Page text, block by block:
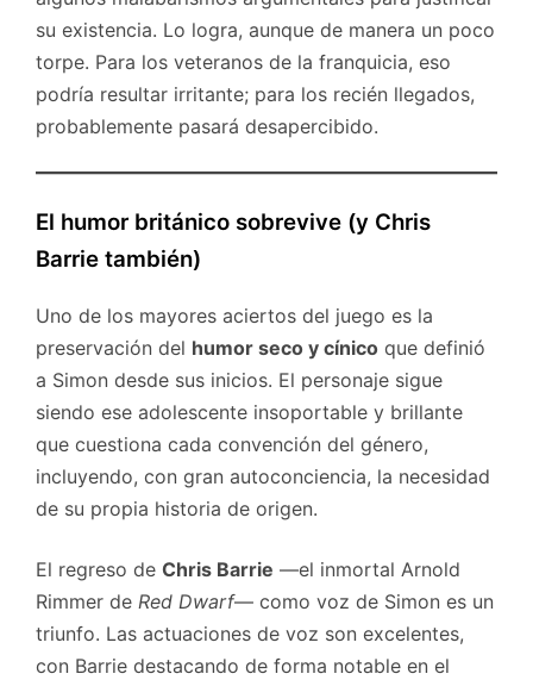
su existencia. Lo logra, aunque de manera un poco
torpe. Para los veteranos de la franquicia, eso
podría resultar irritante; para los recién llegados,
probablemente pasará desapercibido.
El humor británico sobrevive (y Chris
Barrie también)
Uno de los mayores aciertos del juego es la
preservación del humor seco y cínico que definió
a Simon desde sus inicios. El personaje sigue
siendo ese adolescente insoportable y brillante
que cuestiona cada convención del género,
incluyendo, con gran autoconciencia, la necesidad
de su propia historia de origen.
El regreso de Chris Barrie —el inmortal Arnold
Rimmer de Red Dwarf— como voz de Simon es un
triunfo. Las actuaciones de voz son excelentes,
con Barrie destacando de forma notable en el